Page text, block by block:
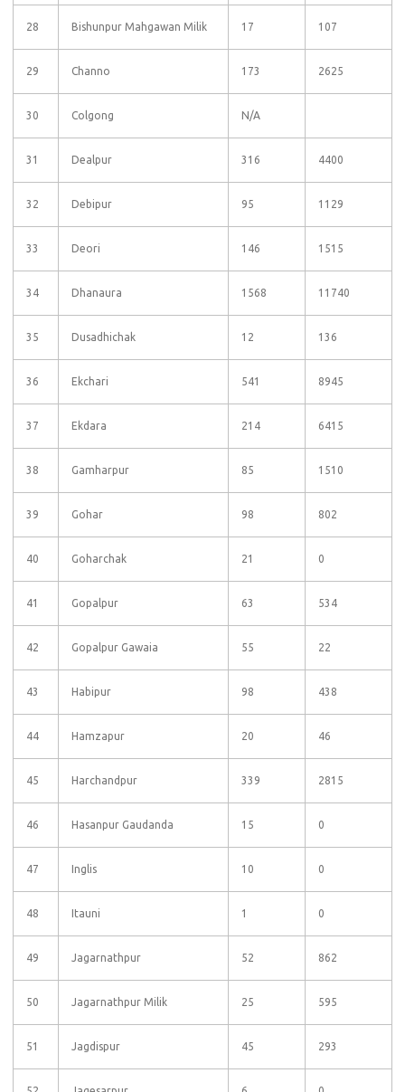
28 Bishunpur Mahgawan Milik 17 107
29 Channo 173 2625
30 Colgong N/A
31 Dealpur 316 4400
32 Debipur 95 1129
33 Deori 146 1515
34 Dhanaura 1568 11740
35 Dusadhichak 12 136
36 Ekchari 541 8945
37 Ekdara 214 6415
38 Gamharpur 85 1510
39 Gohar 98 802
40 Goharchak 21 0
41 Gopalpur 63 534
42 Gopalpur Gawaia 55 22
43 Habipur 98 438
44 Hamzapur 20 46
45 Harchandpur 339 2815
46 Hasanpur Gaudanda 15 0
47 Inglis 10 0
48 Itauni 1 0
49 Jagarnathpur 52 862
50 Jagarnathpur Milik 25 595
51 Jagdispur 45 293